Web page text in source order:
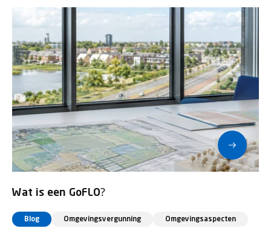
Wat is een GoFLO?
Blog Omgevingsvergunning Omgevingsaspecten